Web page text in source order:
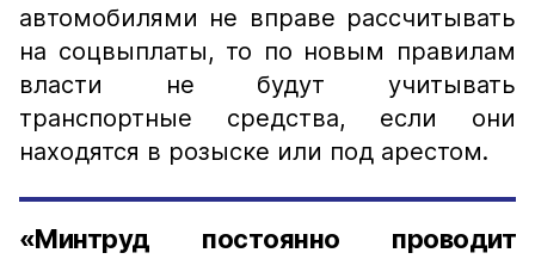
автомобилями не вправе рассчитывать
на соцвыплаты, то по новым правилам
власти не будут учитывать
транспортные средства, если они
находятся в розыске или под арестом.
«Минтруд постоянно проводит